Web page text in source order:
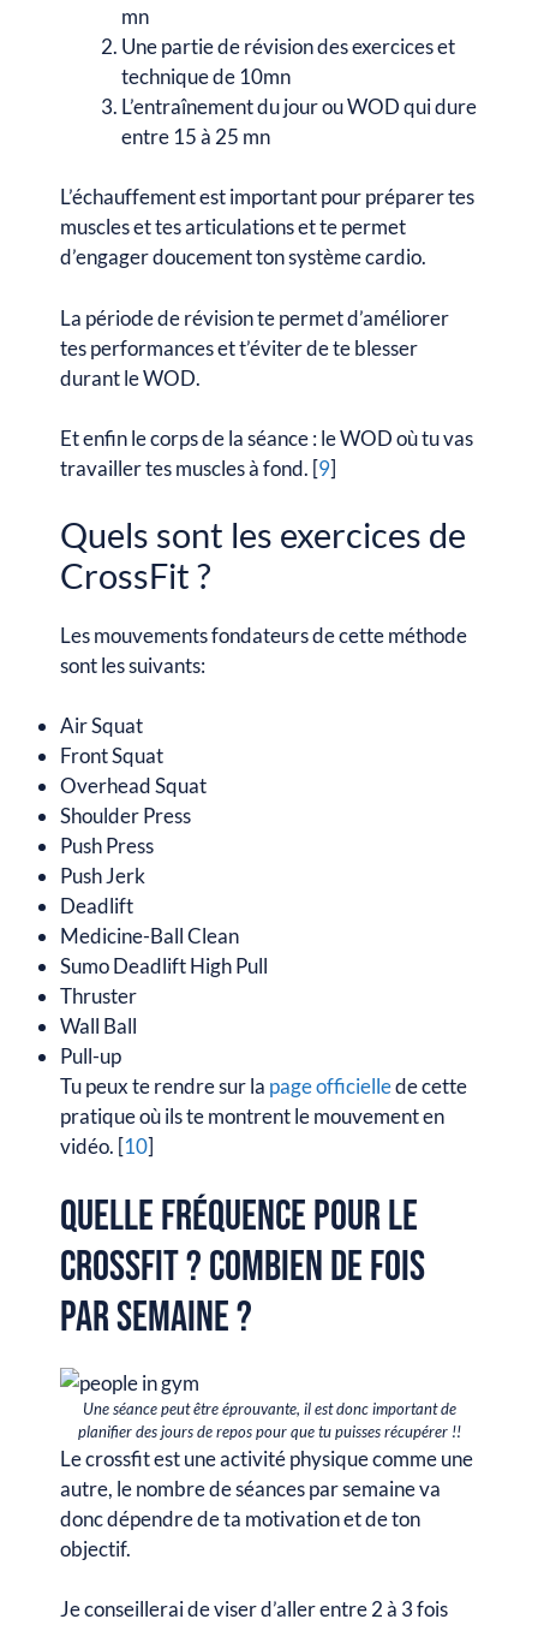
mn
Une partie de révision des exercices et
technique de 10mn
L’entraînement du jour ou WOD qui dure
entre 15 à 25 mn
L’échauffement est important pour préparer tes
muscles et tes articulations et te permet
d’engager doucement ton système cardio.
La période de révision te permet d’améliorer
tes performances et t’éviter de te blesser
durant le WOD.
Et enfin le corps de la séance : le WOD où tu vas
travailler tes muscles à fond. [9]
Quels sont les exercices de
CrossFit ?
Les mouvements fondateurs de cette méthode
sont les suivants:
Air Squat
Front Squat
Overhead Squat
Shoulder Press
Push Press
Push Jerk
Deadlift
Medicine-Ball Clean
Sumo Deadlift High Pull
Thruster
Wall Ball
Pull-up
Tu peux te rendre sur la page officiellede cette
pratique où ils te montrent le mouvement en
vidéo. [10]
Quelle fréquence pour le
CrossFit ? Combien de fois
par semaine ?
Une séance peut être éprouvante, il est donc important de
planifier des jours de repos pour que tu puisses récupérer !!
Le crossfit est une activité physique comme une
autre, le nombre de séances par semaine va
donc dépendre de ta motivation et de ton
objectif.
Je conseillerai de viser d’aller entre 2 à 3 fois